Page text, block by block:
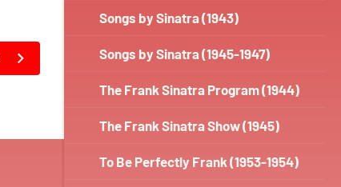
Songs by Sinatra (1943)
Songs by Sinatra (1945-1947)
The Frank Sinatra Program (1944)
The Frank Sinatra Show (1945)
To Be Perfectly Frank (1953-1954)